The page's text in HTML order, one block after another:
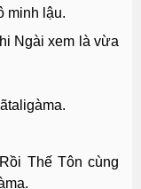
minh lậu.
Ngài xem là vừa
Thế Tôn cùng